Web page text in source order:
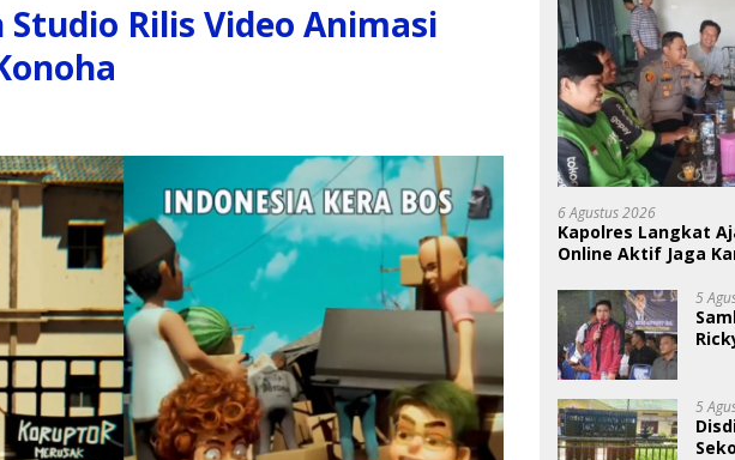
Rilis Video Animasi
6 Agustus 2026
Kapolres Langkat
Online Aktif Jaga
5
5